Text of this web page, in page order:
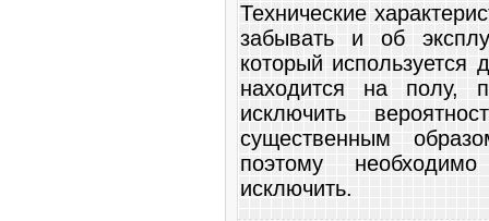
Технические
забывать и об
который используется
находится на полу,
исключить
существенным
поэтому
исключить.